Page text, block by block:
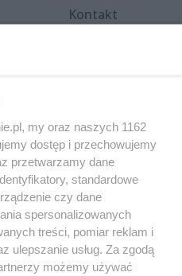
Kontakt
Specjalny koncert z okazji
20. urodzin portalu
wSzczecinie.pl
Regulamin konkursów
śniadaniówka "Hej
Szczecin! Jest piątek!"
my oraz naszych 1162
dostęp i przechowujemy
przetwarzamy dane
standardowe
czy dane
spersonalizowanych
treści, pomiar reklam i
ulepszanie usług. Za zgodą
możemy używać